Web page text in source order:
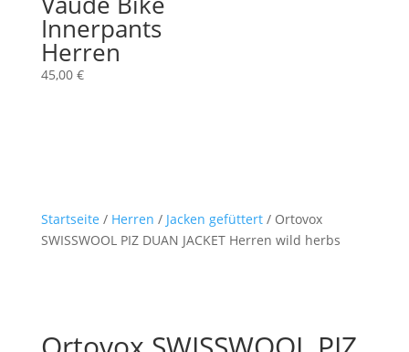
Innerpants
Herren
45,00 €
Startseite / Herren / Jacken gefüttert/ Ortovox
SWISSWOOL PIZ DUAN JACKET Herren wild herbs